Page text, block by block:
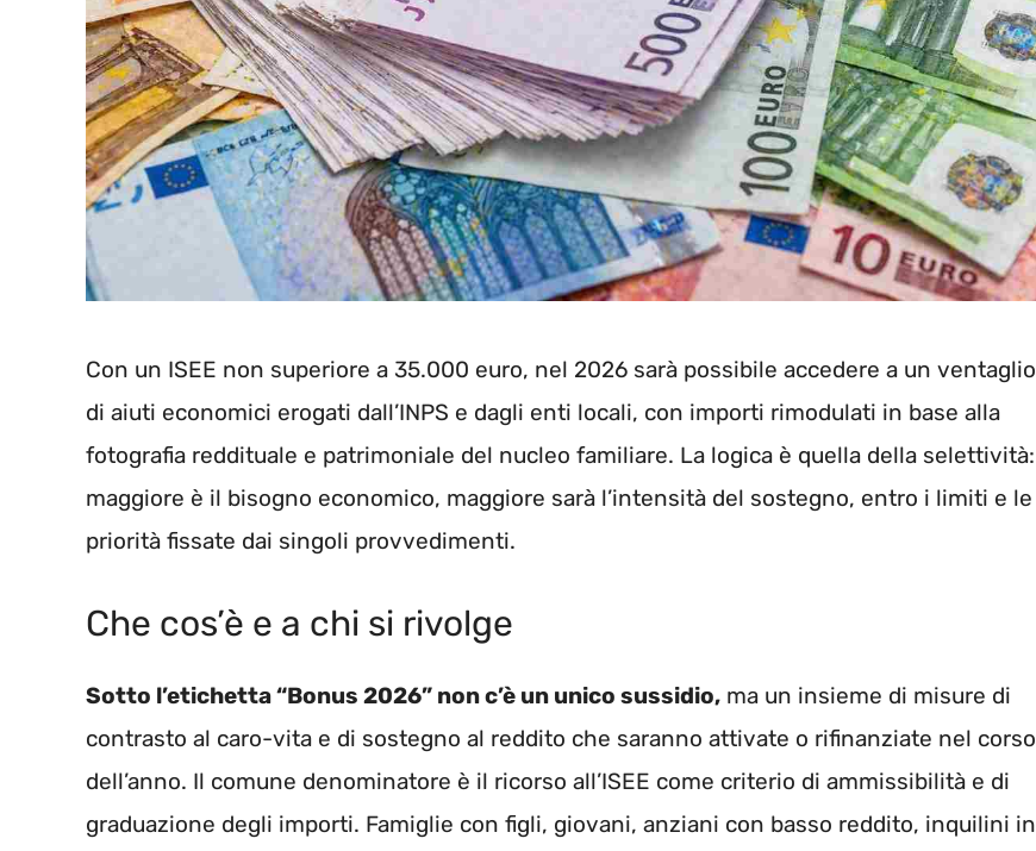
Con un ISEE non superiore a 35.000 euro, nel 2026 sarà possibile accedere a un ventaglio
di aiuti economici erogati dall’INPS e dagli enti locali, con importi rimodulati in base alla
fotografia reddituale e patrimoniale del nucleo familiare. La logica è quella della selettività:
maggiore è il bisogno economico, maggiore sarà l’intensità del sostegno, entro i limiti e le
priorità fissate dai singoli provvedimenti.
Che cos’è e a chi si rivolge
Sotto l’etichetta “Bonus 2026” non c’è un unico sussidio, ma un insieme di misure di
contrasto al caro-vita e di sostegno al reddito che saranno attivate o rifinanziate nel corso
dell’anno. Il comune denominatore è il ricorso all’ISEE come criterio di ammissibilità e di
graduazione degli importi. Famiglie con figli, giovani, anziani con basso reddito, inquilini in